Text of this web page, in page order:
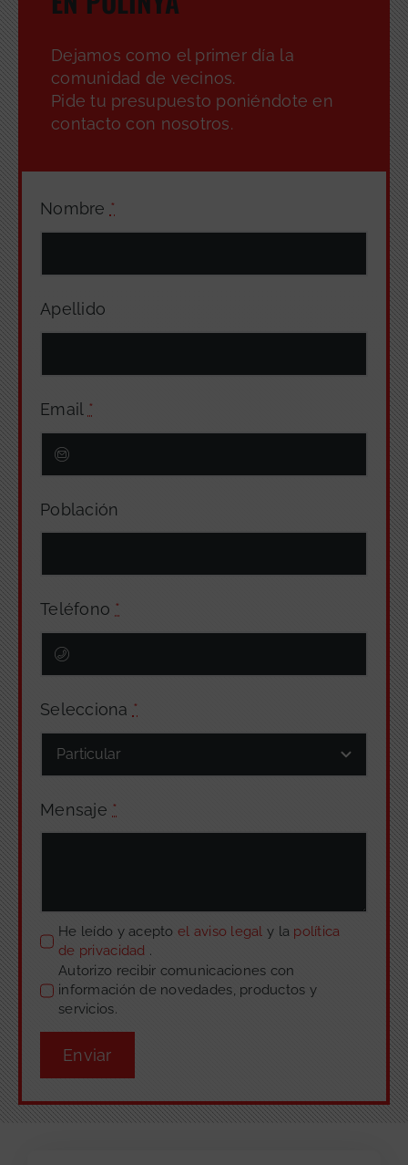
Nombre *
Apellido
Email *
Población
Teléfono *
Selecciona *
Mensaje *
He leído y acepto el aviso legaly la política
de privacidad .
Autorizo recibir comunicaciones con
información de novedades, productos y
servicios.
Enviar
Dejamos como el primer día la
comunidad de vecinos.
Pide tu presupuesto poniéndote en
contacto con nosotros.